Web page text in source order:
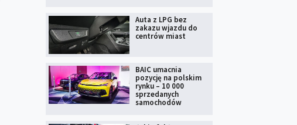
Auta z LPG bez
zakazu wjazdu do
centrów miast
BAIC umacnia
pozycję na polskim
rynku – 10 000
sprzedanych
samochodów